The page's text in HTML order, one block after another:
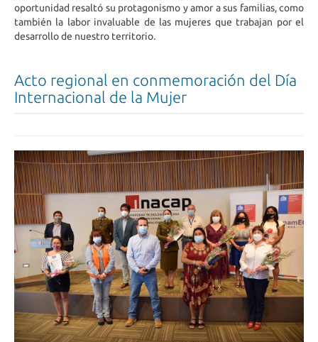
oportunidad resaltó su protagonismo y amor a sus familias, como
también la labor invaluable de las mujeres que trabajan por el
desarrollo de nuestro territorio.
Acto regional en conmemoración del Día
Internacional de la Mujer